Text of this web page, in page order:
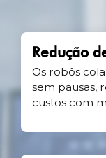
Redução
Os robôs
sem pausas,
custos com